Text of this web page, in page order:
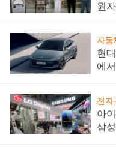
원
자동
현
에
전자
아
삼